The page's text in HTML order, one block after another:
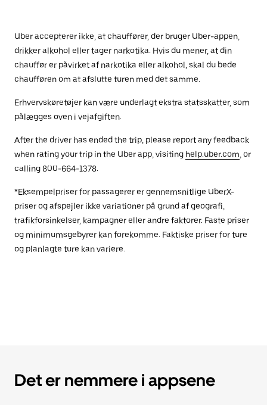
Uber accepterer ikke, at chauffører, der bruger Uber-appen,
drikker alkohol eller tager narkotika. Hvis du mener, at din
chauffør er påvirket af narkotika eller alkohol, skal du bede
chaufføren om at afslutte turen med det samme.
Erhvervskøretøjer kan være underlagt ekstra statsskatter, som
pålægges oven i vejafgiften.
After the driver has ended the trip, please report any feedback
when rating your trip in the Uber app, visiting help.uber.com , or
calling 800-664-1378.
*Eksempelpriser for passagerer er gennemsnitlige UberX-
priser og afspejler ikke variationer på grund af geografi,
trafikforsinkelser, kampagner eller andre faktorer. Faste priser
og minimumsgebyrer kan forekomme. Faktiske priser for ture
og planlagte ture kan variere.
Det er nemmere i appsene